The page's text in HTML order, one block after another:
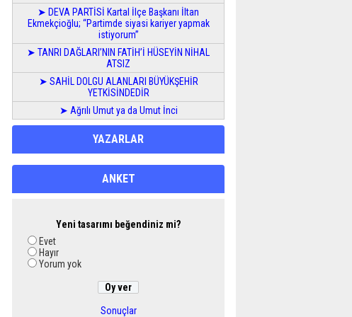
➤ DEVA PARTİSİ Kartal İlçe Başkanı İltan
Ekmekçioğlu; “Partimde siyasi kariyer yapmak
istiyorum”
➤ TANRI DAĞLARI’NIN FATİH’İ HÜSEYİN NİHAL
ATSIZ
➤ SAHİL DOLGU ALANLARI BÜYÜKŞEHİR
YETKİSİNDEDİR
➤ Ağrılı Umut ya da Umut İnci
YAZARLAR
ANKET
Yeni tasarımı beğendiniz mi?
Evet
Hayır
Yorum yok
Sonuçlar